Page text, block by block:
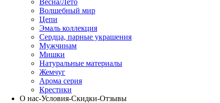
Весна/Лето
Волшебный мир
Цепи
Эмаль коллекция
Сердца, парные украшения
Мужчинам
Мишки
Натуральные материалы
Жемчуг
Арома серия
Крестики
О нас-Условия-Скидки-Отзывы